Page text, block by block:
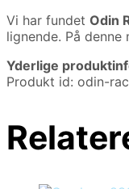
Vi har fundet Odin
lignende. På
Yderlige
Produkt id: odin-